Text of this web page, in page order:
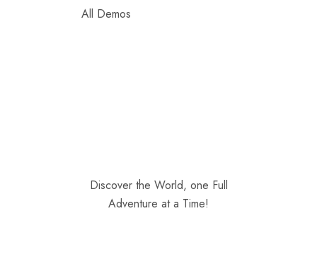
All Demos
Discover the World, one Full
Adventure at a Time!